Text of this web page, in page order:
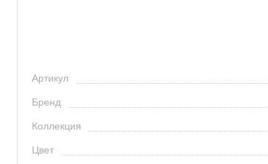
Артикул
Бренд
Коллекция
Цвет